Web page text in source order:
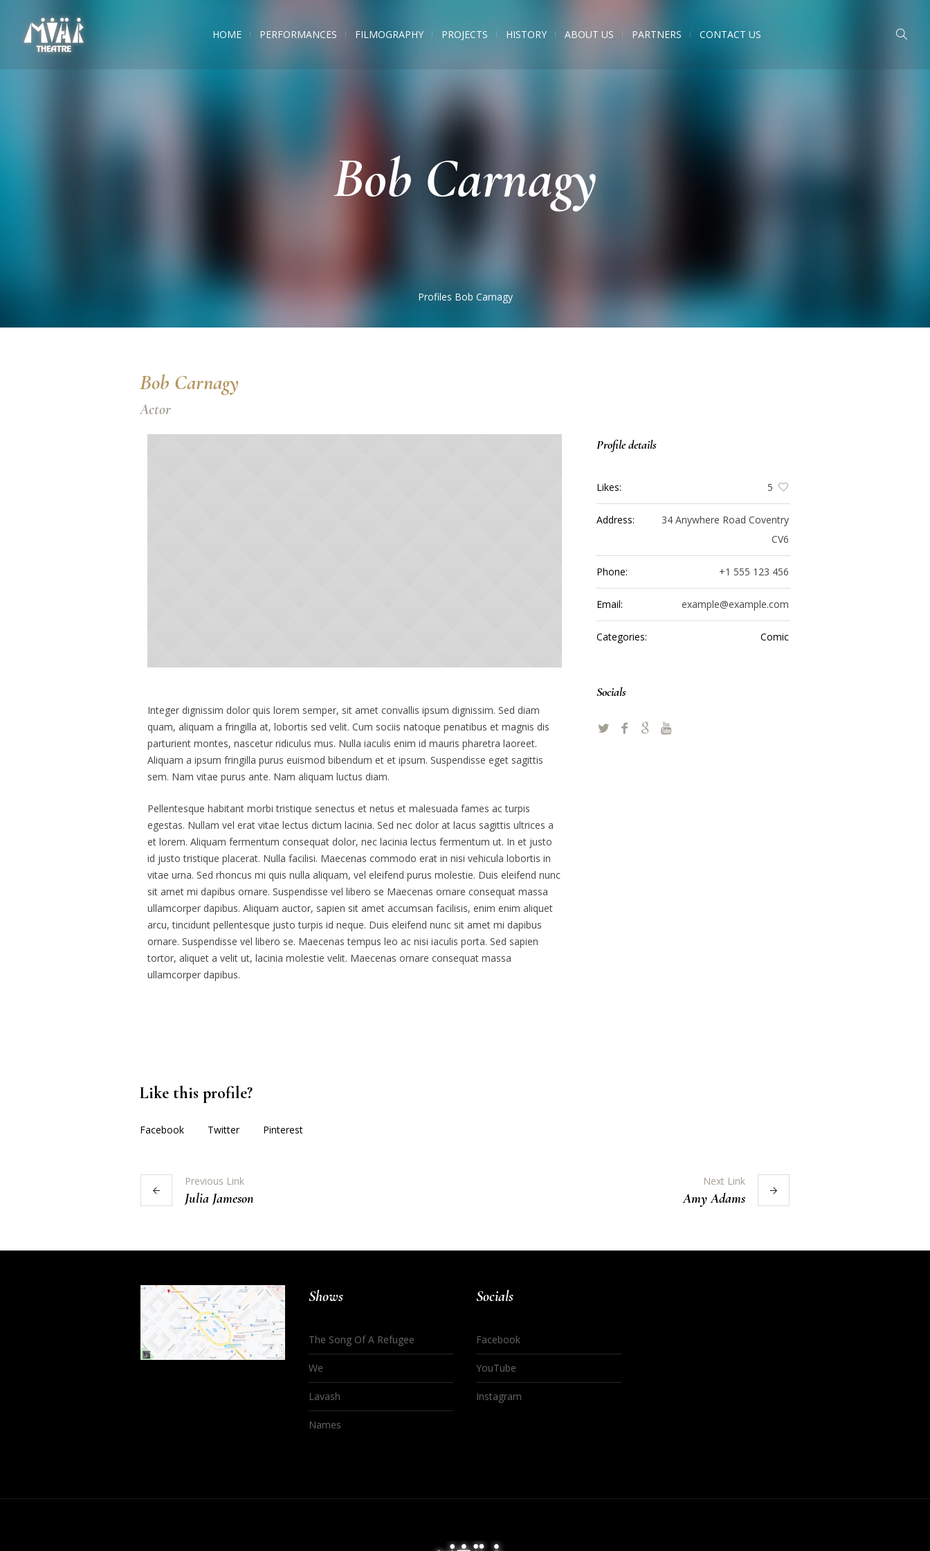
HOME PERFORMANCES FILMOGRAPHY PROJECTS HISTORY ABOUT US PARTNERS CONTACT US
Bob Carnagy
Profiles Bob Carnagy
Bob Carnagy
Actor
Integer dignissim dolor quis lorem semper, sit amet convallis ipsum dignissim. Sed diam
quam, aliquam a fringilla at, lobortis sed velit. Cum sociis natoque penatibus et magnis dis
parturient montes, nascetur ridiculus mus. Nulla iaculis enim id mauris pharetra laoreet.
Aliquam a ipsum fringilla purus euismod bibendum et et ipsum. Suspendisse eget sagittis
sem. Nam vitae purus ante. Nam aliquam luctus diam.
Pellentesque habitant morbi tristique senectus et netus et malesuada fames ac turpis
egestas. Nullam vel erat vitae lectus dictum lacinia. Sed nec dolor at lacus sagittis ultrices a
et lorem. Aliquam fermentum consequat dolor, nec lacinia lectus fermentum ut. In et justo
id justo tristique placerat. Nulla facilisi. Maecenas commodo erat in nisi vehicula lobortis in
vitae urna. Sed rhoncus mi quis nulla aliquam, vel eleifend purus molestie. Duis eleifend nunc
sit amet mi dapibus ornare. Suspendisse vel libero se Maecenas ornare consequat massa
ullamcorper dapibus. Aliquam auctor, sapien sit amet accumsan facilisis, enim enim aliquet
arcu, tincidunt pellentesque justo turpis id neque. Duis eleifend nunc sit amet mi dapibus
ornare. Suspendisse vel libero se. Maecenas tempus leo ac nisi iaculis porta. Sed sapien
tortor, aliquet a velit ut, lacinia molestie velit. Maecenas ornare consequat massa
ullamcorper dapibus.
Profile details
Likes: 5
Address:
34 Anywhere Road Coventry
CV6
Phone: +1 555 123 456
Email: example@example.com
Categories: Сomic
Socials
Like this profile?
Facebook Twitter Pinterest
Previous Link
Julia Jameson
Next Link
Amy Adams
Shows
The Song Of A Refugee
We
Lavash
Names
Socials
Facebook
YouTube
Instagram